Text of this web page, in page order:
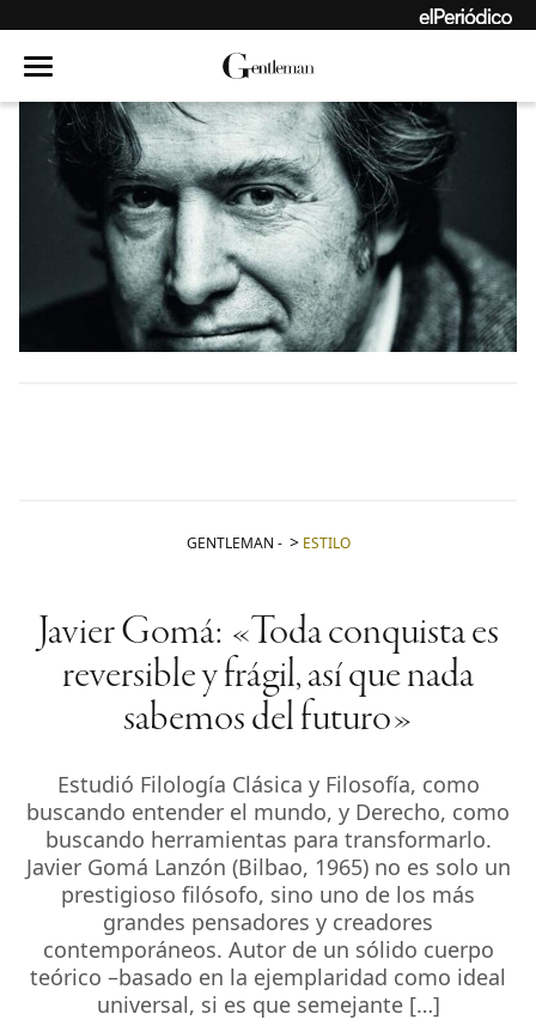
GENTLEMAN - ESTILO
Javier Gomá: «Toda conquista es
reversible y frágil, así que nada
sabemos del futuro»
Estudió Filología Clásica y Filosofía, como
buscando entender el mundo, y Derecho, como
buscando herramientas para transformarlo.
Javier Gomá Lanzón (Bilbao, 1965) no es solo un
prestigioso filósofo, sino uno de los más
grandes pensadores y creadores
contemporáneos. Autor de un sólido cuerpo
teórico –basado en la ejemplaridad como ideal
universal, si es que semejante […]